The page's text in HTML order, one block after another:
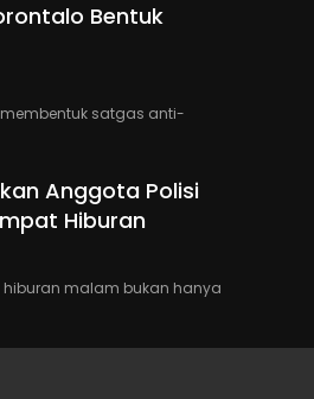
Bentuk
membentuk satgas anti-
Anggota Polisi
Hiburan
hiburan malam bukan hanya